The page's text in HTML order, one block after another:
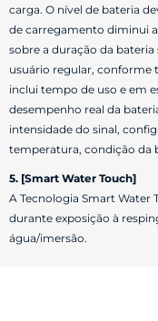
carga. O nível de bateria
de carregamento diminui
sobre a duração da
usuário regular, conforme
inclui tempo de uso e em
desempenho real da
intensidade do sinal,
temperatura, condição da
5. [Smart Water Touch]
A Tecnologia Smart Water
durante exposição à
água/imersão.